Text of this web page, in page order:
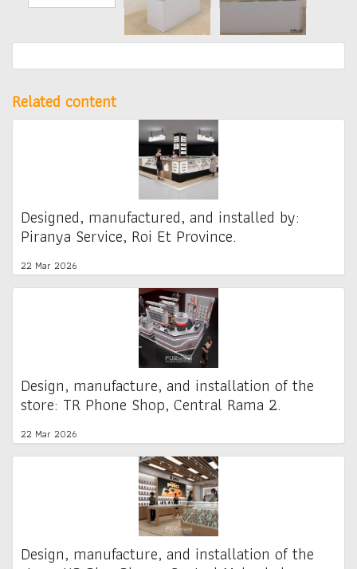
Related content
Designed, manufactured, and installed by:
Piranya Service, Roi Et Province.
22 Mar 2026
Design, manufacture, and installation of the
store: TR Phone Shop, Central Rama 2.
22 Mar 2026
Design, manufacture, and installation of the